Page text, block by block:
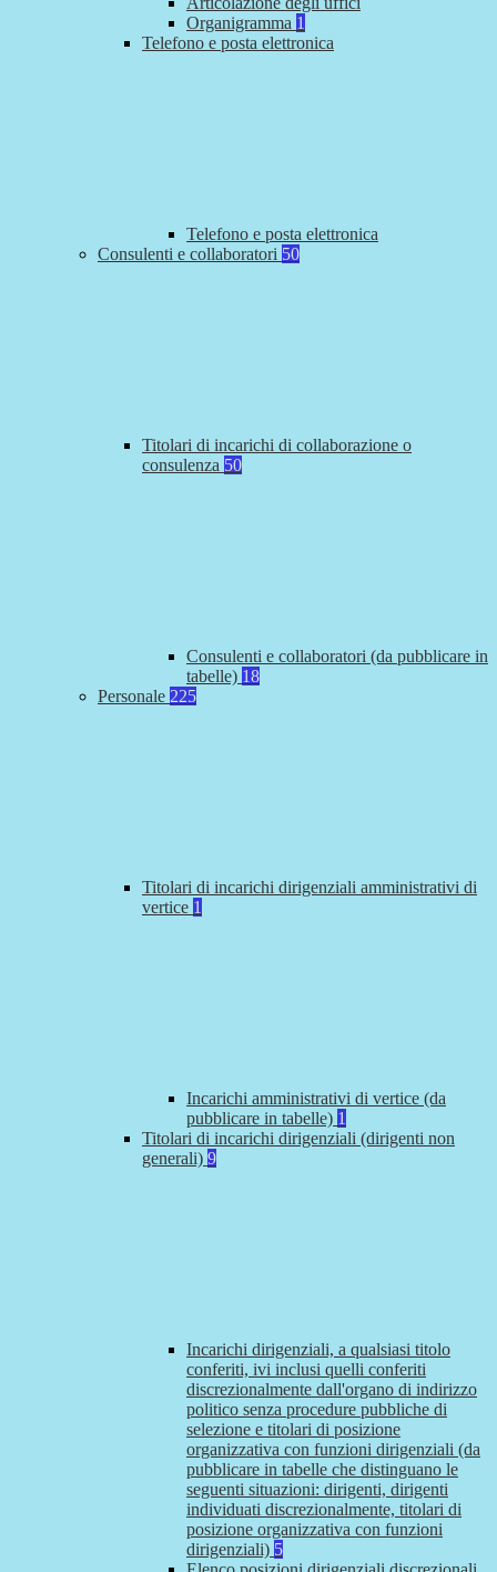
Organigramma 1
Telefono e posta elettronica
Telefono e posta elettronica
Consulenti e collaboratori 50
Titolari di incarichi di collaborazione o
consulenza 50
Consulenti e collaboratori (da pubblicare in
tabelle) 18
Personale 225
Titolari di incarichi dirigenziali amministrativi di
vertice 1
Incarichi amministrativi di vertice (da
pubblicare in tabelle) 1
Titolari di incarichi dirigenziali (dirigenti non
generali) 9
Incarichi dirigenziali, a qualsiasi titolo
conferiti, ivi inclusi quelli conferiti
discrezionalmente dall'organo di indirizzo
politico senza procedure pubbliche di
selezione e titolari di posizione
organizzativa con funzioni dirigenziali (da
pubblicare in tabelle che distinguano le
seguenti situazioni: dirigenti, dirigenti
individuati discrezionalmente, titolari di
posizione organizzativa con funzioni
dirigenziali) 5